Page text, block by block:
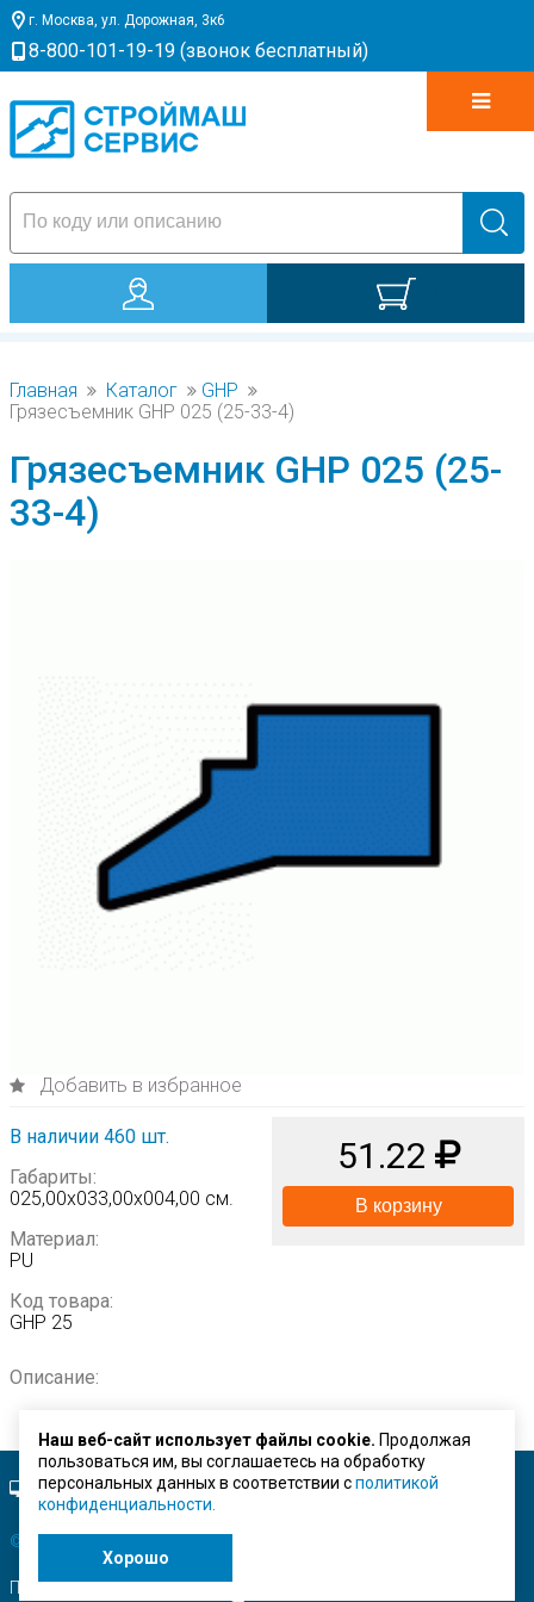
г. Москва, ул. Дорожная, 3к6
8-800-101-19-19 (звонок бесплатный)
Главная Каталог
GHP
Грязесъемник GHP 025 (25-33-4)
Грязесъемник GHP 025 (25-
33-4)
Добавить в избранное
В наличии 460 шт.
Габариты:
025,00х033,00х004,00 см.
Материал:
PU
Код товара:
GHP 25
51.22
В корзину
Описание:
Полная версия сайта.
© ЗАО "Строймашсервис"
Поисковое продвижение
Наш веб-сайт использует файлы cookie. Продолжая
пользоваться им, вы соглашаетесь на обработку
персональных данных в соответствии сполитикой
конфиденциальности.
Хорошо